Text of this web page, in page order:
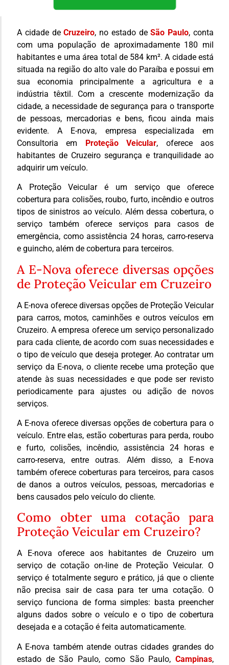
A cidade deCruzeiro, no estado deSão Paulo, conta
com uma população de aproximadamente 180 mil
habitantes e uma área total de 584 km². A cidade está
situada na região do alto vale do Paraíba e possui em
sua economia principalmente a agricultura e a
indústria têxtil. Com a crescente modernização da
cidade, a necessidade de segurança para o transporte
de pessoas, mercadorias e bens, ficou ainda mais
evidente. A E-nova, empresa especializada em
Consultoria em Proteção Veicular, oferece aos
habitantes de Cruzeiro segurança e tranquilidade ao
adquirir um veículo.
A Proteção Veicular é um serviço que oferece
cobertura para colisões, roubo, furto, incêndio e outros
tipos de sinistros ao veículo. Além dessa cobertura, o
serviço também oferece serviços para casos de
emergência, como assistência 24 horas, carro-reserva
e guincho, além de cobertura para terceiros.
A E-Nova oferece diversas opções
de Proteção Veicular em Cruzeiro
A E-nova oferece diversas opções de Proteção Veicular
para carros, motos, caminhões e outros veículos em
Cruzeiro. A empresa oferece um serviço personalizado
para cada cliente, de acordo com suas necessidades e
o tipo de veículo que deseja proteger. Ao contratar um
serviço da E-nova, o cliente recebe uma proteção que
atende às suas necessidades e que pode ser revisto
periodicamente para ajustes ou adição de novos
serviços.
A E-nova oferece diversas opções de cobertura para o
veículo. Entre elas, estão coberturas para perda, roubo
e furto, colisões, incêndio, assistência 24 horas e
carro-reserva, entre outras. Além disso, a E-nova
também oferece coberturas para terceiros, para casos
de danos a outros veículos, pessoas, mercadorias e
bens causados pelo veículo do cliente.
Como obter uma cotação para
Proteção Veicular em Cruzeiro?
A E-nova oferece aos habitantes de Cruzeiro um
serviço de cotação on-line de Proteção Veicular. O
serviço é totalmente seguro e prático, já que o cliente
não precisa sair de casa para ter uma cotação. O
serviço funciona de forma simples: basta preencher
alguns dados sobre o veículo e o tipo de cobertura
desejada e a cotação é feita automaticamente.
A E-nova também atende outras cidades grandes do
estado de São Paulo, como São Paulo, Campinas,